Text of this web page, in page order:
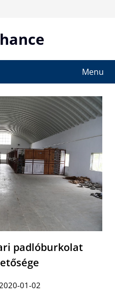
Menu
padlóburkolat
01-02